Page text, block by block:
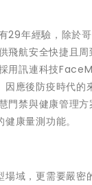
年經驗，除於
航安全快捷且
訊連科技
應後防疫時代
禁與健康管理
康量測功能。
場域，更需要嚴